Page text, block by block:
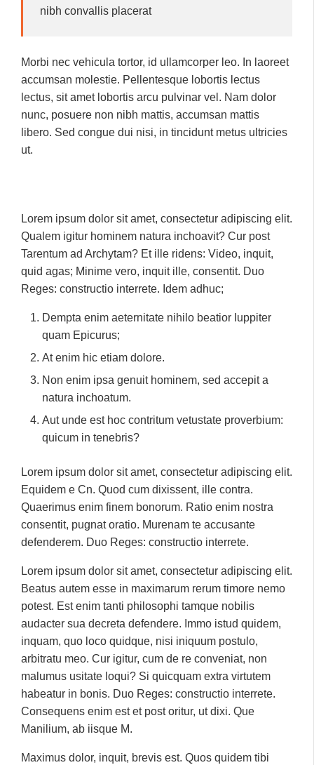
nibh convallis placerat
Morbi nec vehicula tortor, id ullamcorper leo. In laoreet
accumsan molestie. Pellentesque lobortis lectus
lectus, sit amet lobortis arcu pulvinar vel. Nam dolor
nunc, posuere non nibh mattis, accumsan mattis
libero. Sed congue dui nisi, in tincidunt metus ultricies
ut.
Lorem ipsum dolor sit amet, consectetur adipiscing elit.
Qualem igitur hominem natura inchoavit? Cur post
Tarentum ad Archytam? Et ille ridens: Video, inquit,
quid agas; Minime vero, inquit ille, consentit. Duo
Reges: constructio interrete. Idem adhuc;
Dempta enim aeternitate nihilo beatior Iuppiter
quam Epicurus;
At enim hic etiam dolore.
Non enim ipsa genuit hominem, sed accepit a
natura inchoatum.
Aut unde est hoc contritum vetustate proverbium:
quicum in tenebris?
Lorem ipsum dolor sit amet, consectetur adipiscing elit.
Equidem e Cn. Quod cum dixissent, ille contra.
Quaerimus enim finem bonorum. Ratio enim nostra
consentit, pugnat oratio. Murenam te accusante
defenderem. Duo Reges: constructio interrete.
Lorem ipsum dolor sit amet, consectetur adipiscing elit.
Beatus autem esse in maximarum rerum timore nemo
potest. Est enim tanti philosophi tamque nobilis
audacter sua decreta defendere. Immo istud quidem,
inquam, quo loco quidque, nisi iniquum postulo,
arbitratu meo. Cur igitur, cum de re conveniat, non
malumus usitate loqui? Si quicquam extra virtutem
habeatur in bonis. Duo Reges: constructio interrete.
Consequens enim est et post oritur, ut dixi. Que
Manilium, ab iisque M.
Maximus dolor, inquit, brevis est. Quos quidem tibi